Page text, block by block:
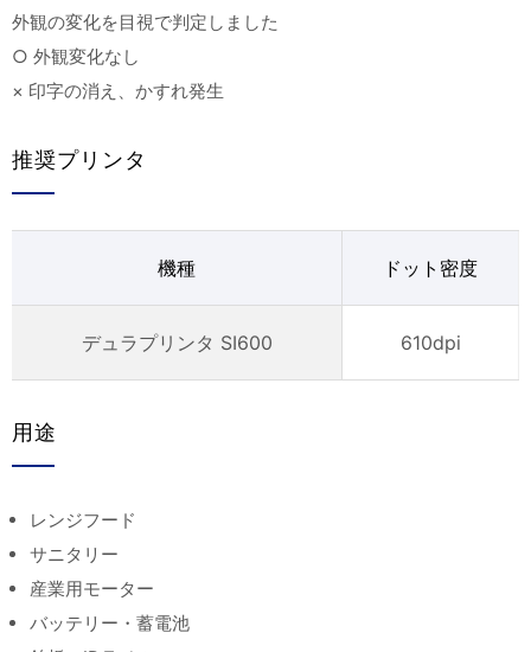
外観の変化を目視で判定しました
○ 外観変化なし
× 印字の消え、かすれ発生
推奨プリンタ
機種 ドット密度
デュラプリンタ SI600 610dpi
用途
レンジフード
サニタリー
産業用モーター
バッテリー・蓄電池